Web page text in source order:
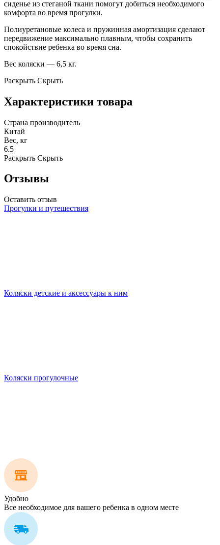
сиденье из стеганой ткани помогут добиться необходимого
комфорта во время прогулки.
Полиуретановые колеса и пружинная амортизация сделают
передвижение максимально плавным, чтобы сохранить
спокойствие ребенка во время сна.
Вес коляски — 6,5 кг.
Раскрыть Скрыть
Характеристики товара
Страна производитель
Китай
Вес, кг
6.5
Раскрыть Скрыть
Отзывы
Оставить отзыв
Прогулки и путешествия
Коляски детские и аксессуары к ним
Коляски прогулочные
Удобно
Все необходимое для вашего ребенка в одном месте